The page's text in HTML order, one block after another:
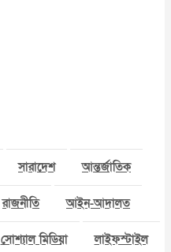
সারাদেশ আন্তর্জাতিক
রাজনীতি আইন-আদালত
সোশ্যাল মিডিয়া লাইফস্টাইল